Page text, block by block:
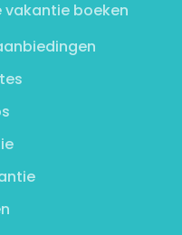
vakantie boeken